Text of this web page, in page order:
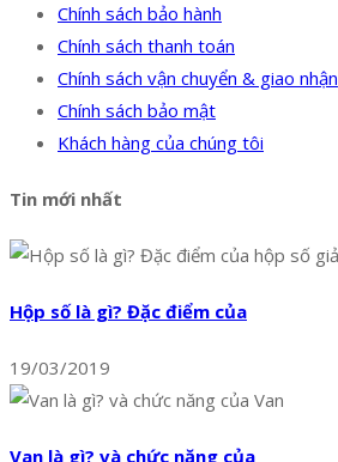
Chính sách bảo hành
Chính sách thanh toán
Chính sách vận chuyển & giao nhận
Chính sách bảo mật
Khách hàng của chúng tôi
Tin mới nhất
Hộp số là gì? Đặc điểm của
19/03/2019
Van là gì? và chức năng của